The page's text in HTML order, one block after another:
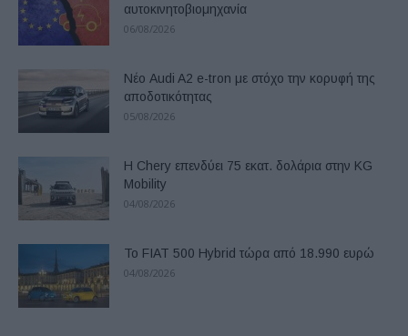
αυτοκινητοβιομηχανία
06/08/2026
Νέο Audi A2 e-tron με στόχο την κορυφή της
αποδοτικότητας
05/08/2026
Η Chery επενδύει 75 εκατ. δολάρια στην KG
Mobility
04/08/2026
Το FIAT 500 Hybrid τώρα από 18.990 ευρώ
04/08/2026